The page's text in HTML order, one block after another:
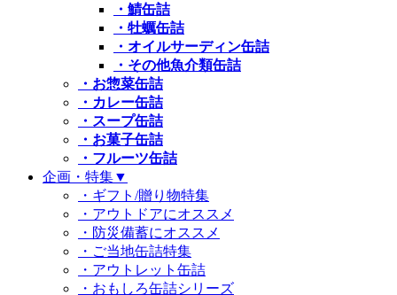
・鯖缶詰
・牡蠣缶詰
・オイルサーディン缶詰
・その他魚介類缶詰
・お惣菜缶詰
・カレー缶詰
・スープ缶詰
・お菓子缶詰
・フルーツ缶詰
企画・特集▼
・ギフト/贈り物特集
・アウトドアにオススメ
・防災備蓄にオススメ
・ご当地缶詰特集
・アウトレット缶詰
・おもしろ缶詰シリーズ